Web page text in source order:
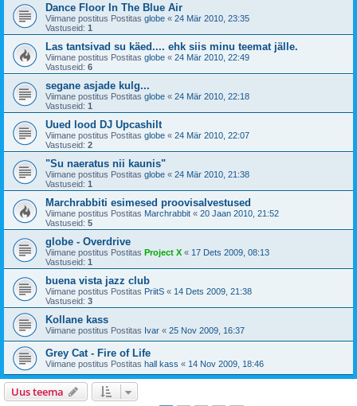
Dance Floor In The Blue Air
Viimane postitus Postitas globe « 24 Mär 2010, 23:35
Vastuseid: 1
Las tantsivad su käed.... ehk siis minu teemat jälle.
Viimane postitus Postitas globe « 24 Mär 2010, 22:49
Vastuseid: 6
segane asjade kulg...
Viimane postitus Postitas globe « 24 Mär 2010, 22:18
Vastuseid: 1
Uued lood DJ Upcashilt
Viimane postitus Postitas globe « 24 Mär 2010, 22:07
Vastuseid: 2
"Su naeratus nii kaunis"
Viimane postitus Postitas globe « 24 Mär 2010, 21:38
Vastuseid: 1
Marchrabbiti esimesed proovisalvestused
Viimane postitus Postitas Marchrabbit « 20 Jaan 2010, 21:52
Vastuseid: 5
globe - Overdrive
Viimane postitus Postitas Project X « 17 Dets 2009, 08:13
Vastuseid: 1
buena vista jazz club
Viimane postitus Postitas PriitS « 14 Dets 2009, 21:38
Vastuseid: 3
Kollane kass
Viimane postitus Postitas Ivar « 25 Nov 2009, 16:37
Grey Cat - Fire of Life
Viimane postitus Postitas hall kass « 14 Nov 2009, 18:46
Uus teema